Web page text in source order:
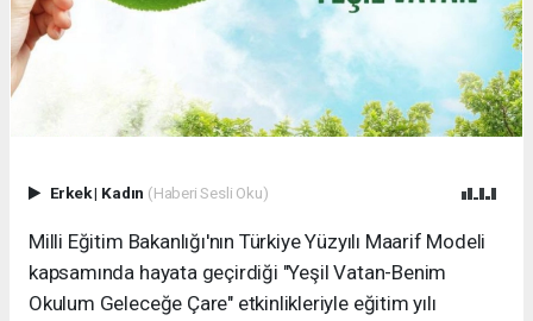
Erkek| Kadın (Haberi Sesli Oku)
Milli Eğitim Bakanlığı'nın Türkiye Yüzyılı Maarif Modeli
kapsamında hayata geçirdiği "Yeşil Vatan-Benim
Okulum Geleceğe Çare" etkinlikleriyle eğitim yılı